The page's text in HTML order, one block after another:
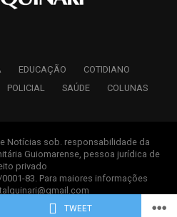
TWEET
EDUCAÇÃO
COTIDIANO
POLICIAL SAÚDE COLUNAS
Notícias sob. responsabilidade da
Guiomarense, pessoa jurídica de
privado
83. Para maiores informações
com ♥ pelaAGEBOX